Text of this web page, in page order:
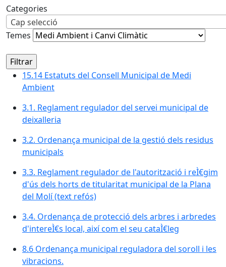
Categories
Cap selecció
Temes
15.14 Estatuts del Consell Municipal de Medi
Ambient
3.1. Reglament regulador del servei municipal de
deixalleria
3.2. Ordenança municipal de la gestió dels residus
municipals
3.3. Reglament regulador de l'autorització i reÌ€gim
d'ús dels horts de titularitat municipal de la Plana
del Molí (text refós)
3.4. Ordenança de protecció dels arbres i arbredes
d'intereÌ€s local, així com el seu cataÌ€leg
8.6 Ordenança municipal reguladora del soroll i les
vibracions.